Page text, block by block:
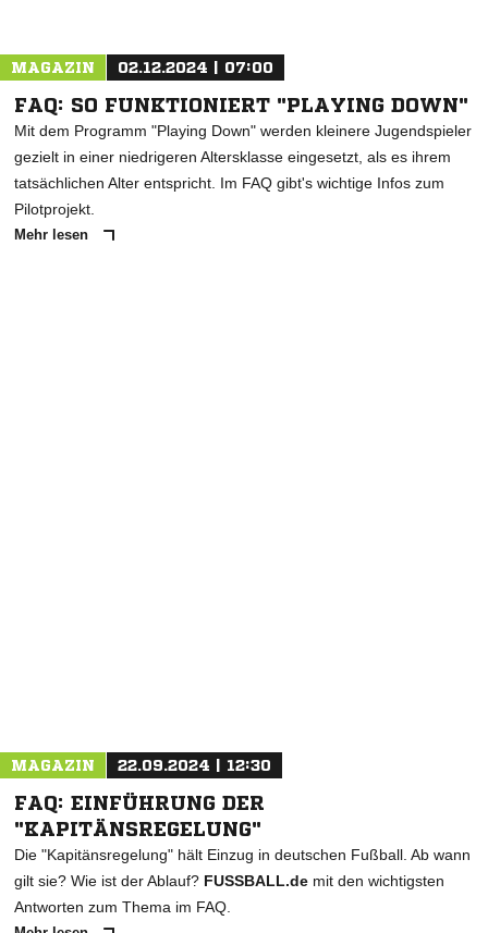
MAGAZIN 02.12.2024 | 07:00
FAQ: SO FUNKTIONIERT "PLAYING DOWN"
Mit dem Programm "Playing Down" werden kleinere Jugendspieler
gezielt in einer niedrigeren Altersklasse eingesetzt, als es ihrem
tatsächlichen Alter entspricht. Im FAQ gibt's wichtige Infos zum
Pilotprojekt.
Mehr lesen
MAGAZIN 22.09.2024 | 12:30
FAQ: EINFÜHRUNG DER
"KAPITÄNSREGELUNG"
Die "Kapitänsregelung" hält Einzug in deutschen Fußball. Ab wann
gilt sie? Wie ist der Ablauf? FUSSBALL.de mit den wichtigsten
Antworten zum Thema im FAQ.